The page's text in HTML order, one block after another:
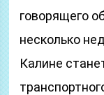
говорящего
несколько
Калине